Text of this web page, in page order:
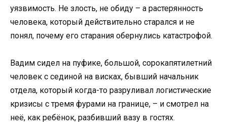
уязвимость. Не злость, не обиду – а растерянность
человека, который действительно старался и не
понял, почему его старания обернулись катастрофой.
Вадим сидел на пуфике, большой, сорокапятилетний
человек с сединой на висках, бывший начальник
отдела, который когда-то разруливал логистические
кризисы с тремя фурами на границе, – и смотрел на
неё, как ребёнок, разбивший вазу в гостях.